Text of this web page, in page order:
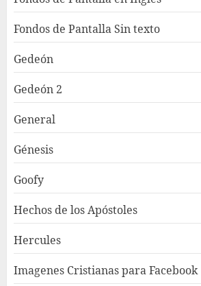
Fondos de Pantalla Sin texto
Gedeón
Gedeón 2
General
Génesis
Goofy
Hechos de los Apóstoles
Hercules
Imagenes Cristianas para Facebook